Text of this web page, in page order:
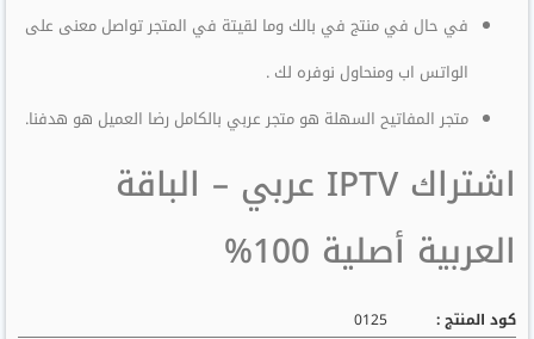
في حال في منتج في بالك وما لقيتة في المتجر تواصل معنى على
الواتس اب ومنحاول نوفره لك .
متجر المفاتيح السهلة هو متجر عربي بالكامل رضا العميل هو هدفنا.
اشتراك IPTV عربي – الباقة
العربية أصلية 100%
كود المنتج :
0125